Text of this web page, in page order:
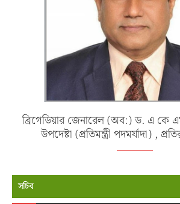
ব্রিগেডিয়ার জেনারেল (অব:) ড. এ কে
উপদেষ্টা (প্রতিমন্ত্রী পদমর্যাদা) ,
সচিব